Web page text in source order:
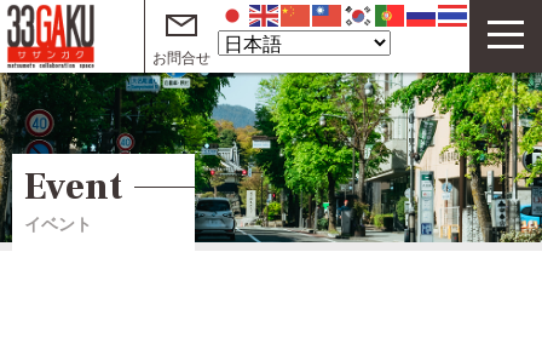
33GAKUについて
コワーキングスペース
サテライトオフィス
お問合せ
Event
イベント